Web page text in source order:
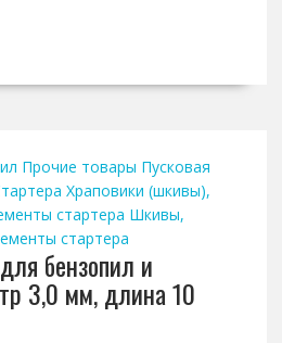
Прочие товары Пусковая
Храповики (шкивы),
стартера Шкивы,
стартера
бензопил и
3,0 мм, длина 10